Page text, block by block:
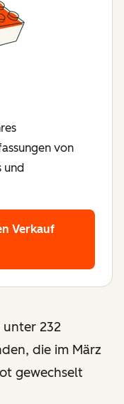
von
und
Verkauf
unter 232
die im März
gewechselt